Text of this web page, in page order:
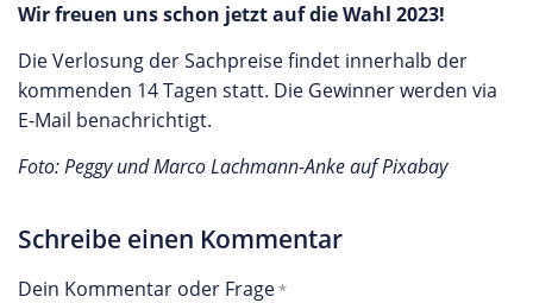
Wir freuen uns schon jetzt auf die Wahl 2023!
Die Verlosung der Sachpreise findet innerhalb der
kommenden 14 Tagen statt. Die Gewinner werden via
E-Mail benachrichtigt.
Foto: Peggy und Marco Lachmann-Anke auf Pixabay
Schreibe einen Kommentar
Dein Kommentar oder Frage